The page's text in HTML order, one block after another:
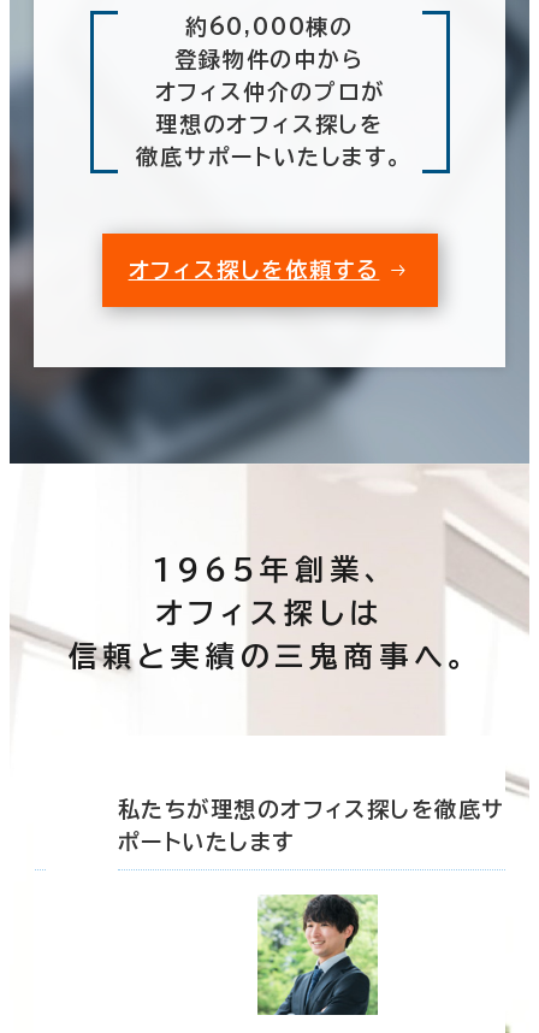
約60,000棟の
登録物件の中から
オフィス仲介のプロが
理想のオフィス探しを
徹底サポートいたします。
オフィス探しを依頼する
1965年創業、
オフィス探しは
信頼と実績の三鬼商事へ。
私たちが理想のオフィス探しを徹底サ
ポートいたします